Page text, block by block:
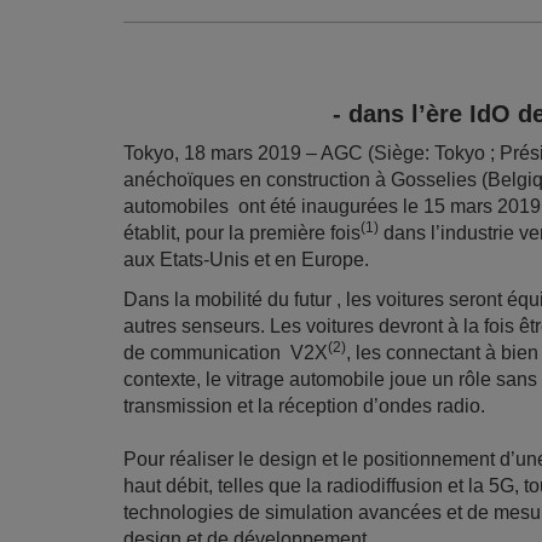
- dans l’ère IdO
Tokyo, 18 mars 2019 – AGC (Siège: Tokyo ;
anéchoïques en construction à Gosselies
automobiles ont été inaugurées le 15 mars
établit, pour la première fois(1) dans l’industrie
aux Etats-Unis et en Europe.
Dans la mobilité du futur , les voitures seront
autres senseurs. Les voitures devront à la fois
de communication V2X(2), les connectant à
contexte, le vitrage automobile joue un rôle
transmission et la réception d’ondes radio.
Pour réaliser le design et le positionnement
haut débit, telles que la radiodiffusion et la 5G,
technologies de simulation avancées et de